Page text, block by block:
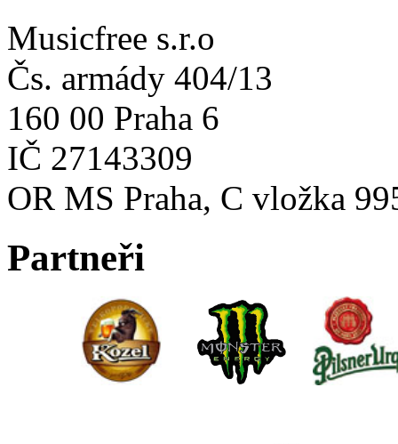
Musicfree s.r.o
Čs. armády 404/13
160 00 Praha 6
IČ 27143309
OR MS Praha, C vložka
Partneři